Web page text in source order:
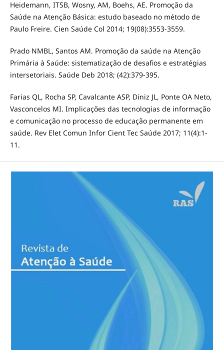
Heidemann, ITSB, Wosny, AM, Boehs, AE. Promoção da
Saúde na Atenção Básica: estudo baseado no método de
Paulo Freire. Cien Saúde Col 2014; 19(08):3553-3559.
Prado NMBL, Santos AM. Promoção da saúde na Atenção
Primária à Saúde: sistematização de desafios e estratégias
intersetoriais. Saúde Deb 2018; (42):379-395.
Farias QL, Rocha SP, Cavalcante ASP, Diniz JL, Ponte OA Neto,
Vasconcelos MI. Implicações das tecnologias de informação
e comunicação no processo de educação permanente em
saúde. Rev Elet Comun Infor Cient Tec Saúde 2017; 11(4):1-
11.